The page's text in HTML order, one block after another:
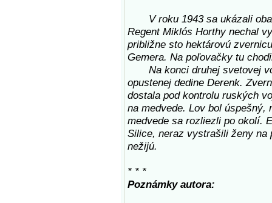
V roku 1943 sa ukázali
Regent Miklós Horthy nechal
približne sto hektárovú
Gemera. Na poľovačky tu
Na konci druhej svetovej
opustenej dedine Derenk.
dostala pod kontrolu ruských
na medvede. Lov bol úspešný,
medvede sa rozliezli po okolí.
Silice, neraz vystrašili ženy na
nežijú.
* * *
Poznámky autora: